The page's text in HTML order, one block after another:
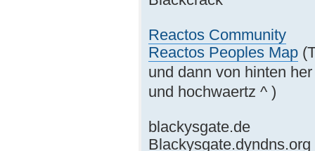
Reactos Community
Reactos Peoples Map
und dann von hinten
und hochwaertz ^ )
blackysgate.de
Blackysgate.dyndns.org